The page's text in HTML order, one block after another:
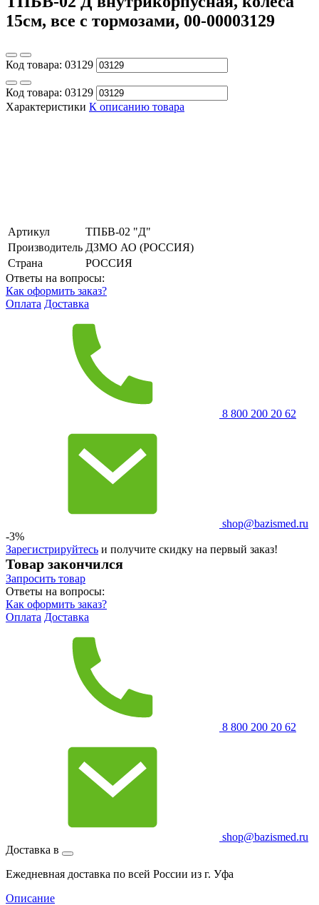
15см, все с тормозами, 00-00003129
Код товара: 03129
Код товара: 03129
Характеристики К описанию товара
Артикул
ТПБВ-02 "Д"
Производитель ДЗМО АО (РОССИЯ)
Страна
РОССИЯ
Ответы на вопросы:
Как оформить заказ?
Оплата Доставка
8 800 200 20 62
shop@bazismed.ru
-3%
Зарегистрируйтесь и получите скидку на первый заказ!
Товар закончился
Запросить товар
Ответы на вопросы:
Как оформить заказ?
Оплата Доставка
8 800 200 20 62
shop@bazismed.ru
Доставка в
Ежедневная доставка по всей России из г. Уфа
Описание